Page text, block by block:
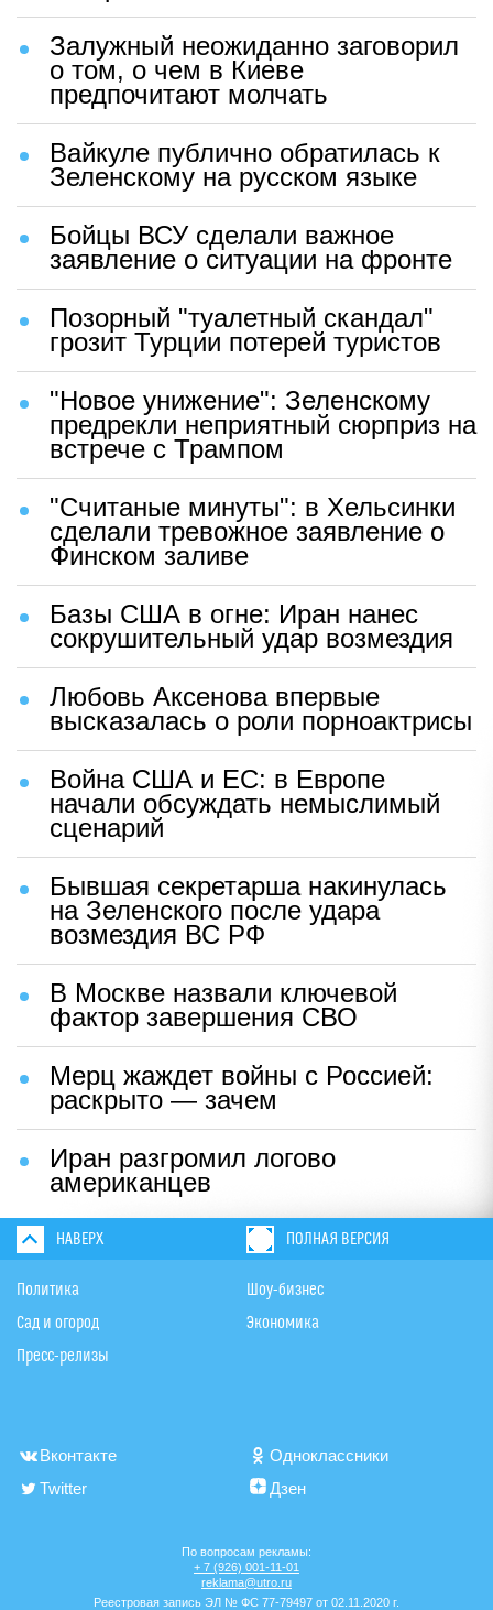
Залужный неожиданно заговорил
о том, о чем в Киеве
предпочитают молчать
Вайкуле публично обратилась к
Зеленскому на русском языке
Бойцы ВСУ сделали важное
заявление о ситуации на фронте
Позорный "туалетный скандал"
грозит Турции потерей туристов
"Новое унижение": Зеленскому
предрекли неприятный сюрприз на
встрече с Трампом
"Считаные минуты": в Хельсинки
сделали тревожное заявление о
Финском заливе
Базы США в огне: Иран нанес
сокрушительный удар возмездия
Любовь Аксенова впервые
высказалась о роли порноактрисы
Война США и ЕС: в Европе
начали обсуждать немыслимый
сценарий
Бывшая секретарша накинулась
на Зеленского после удара
возмездия ВС РФ
В Москве назвали ключевой
фактор завершения СВО
Мерц жаждет войны с Россией:
раскрыто — зачем
Иран разгромил логово
американцев
НАВЕРХ ПОЛНАЯ ВЕРСИЯ
Политика
Сад и огород
Пресс-релизы
Шоу-бизнес
Экономика
Вконтакте
Одноклассники
Twitter
Дзен
По вопросам рекламы:
+ 7 (926) 001-11-01
reklama@utro.ru
Реестровая запись ЭЛ № ФС 77-79497 от 02.11.2020 г.